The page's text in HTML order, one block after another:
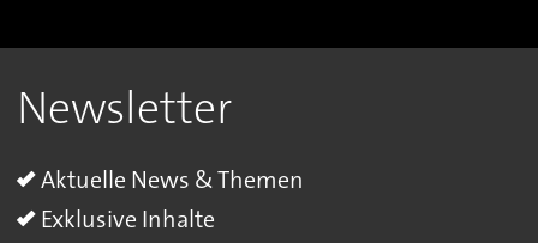
Newsletter
Aktuelle News & Themen
Exklusive Inhalte